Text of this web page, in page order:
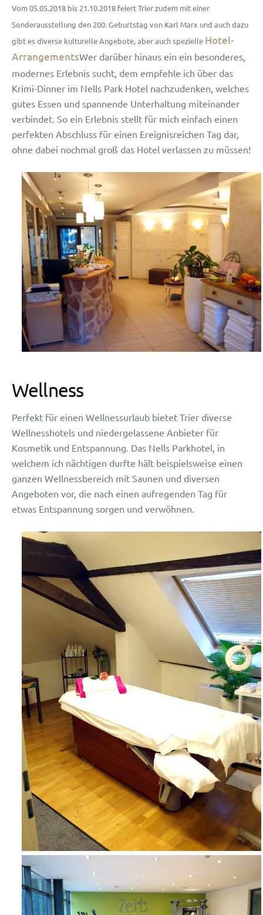
Vom 05.05.2018 bis 21.10.2018 feiert Trier zudem mit einer
Sonderausstellung den 200. Geburtstag von Karl Marx und auch dazu
gibt es diverse kulturelle Angebote, aber auch spezielle Hotel-
ArrangementsWer darüber hinaus ein ein besonderes,
modernes Erlebnis sucht, dem empfehle ich über das
Krimi-Dinner im Nells Park Hotel nachzudenken, welches
gutes Essen und spannende Unterhaltung miteinander
verbindet. So ein Erlebnis stellt für mich einfach einen
perfekten Abschluss für einen Ereignisreichen Tag dar,
ohne dabei nochmal groß das Hotel verlassen zu müssen!
Wellness
Perfekt für einen Wellnessurlaub bietet Trier diverse
Wellnesshotels und niedergelassene Anbieter für
Kosmetik und Entspannung. Das Nells Parkhotel, in
welchem ich nächtigen durfte hält beispielsweise einen
ganzen Wellnessbereich mit Saunen und diversen
Angeboten vor, die nach einen aufregenden Tag für
etwas Entspannung sorgen und verwöhnen.